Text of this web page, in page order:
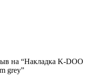
на “Накладка K-DOO
grey”